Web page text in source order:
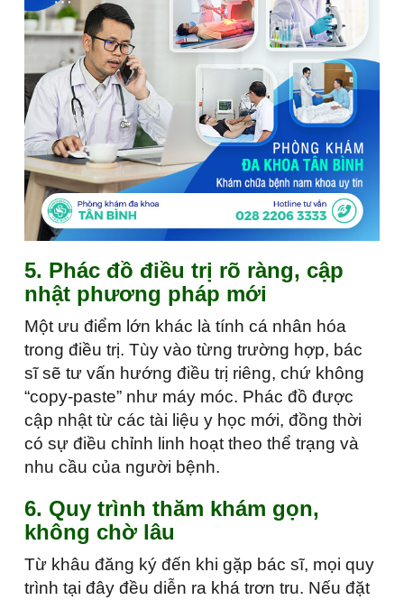
5. Phác đồ điều trị rõ ràng, cập
nhật phương pháp mới
Một ưu điểm lớn khác là tính cá nhân hóa
trong điều trị. Tùy vào từng trường hợp, bác
sĩ sẽ tư vấn hướng điều trị riêng, chứ không
“copy-paste” như máy móc. Phác đồ được
cập nhật từ các tài liệu y học mới, đồng thời
có sự điều chỉnh linh hoạt theo thể trạng và
nhu cầu của người bệnh.
6. Quy trình thăm khám gọn,
không chờ lâu
Từ khâu đăng ký đến khi gặp bác sĩ, mọi quy
trình tại đây đều diễn ra khá trơn tru. Nếu đặt